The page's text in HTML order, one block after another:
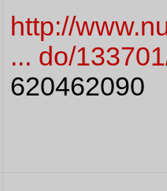
http://
... do/
620462090